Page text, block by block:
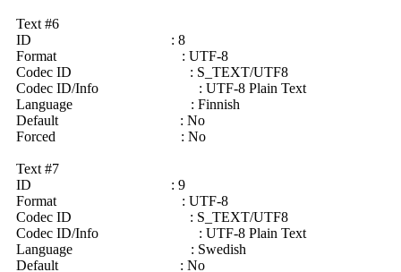
Text #6
ID : 8
Format : UTF-8
Codec ID : S_TEXT/UTF8
Codec ID/Info : UTF-8 Plain Text
Language : Finnish
Default : No
Forced : No
Text #7
ID : 9
Format : UTF-8
Codec ID : S_TEXT/UTF8
Codec ID/Info : UTF-8 Plain Text
Language : Swedish
Default : No